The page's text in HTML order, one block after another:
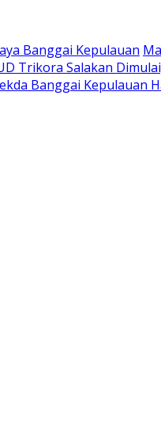
Banggai Kepulauan
Trikora Salakan
Banggai Kepulauan